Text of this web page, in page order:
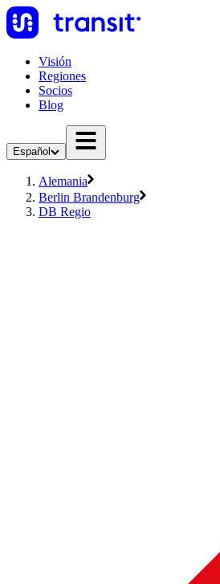
Visión
Regiones
Socios
Blog
Español
Alemania
Berlin Brandenburg
DB Regio